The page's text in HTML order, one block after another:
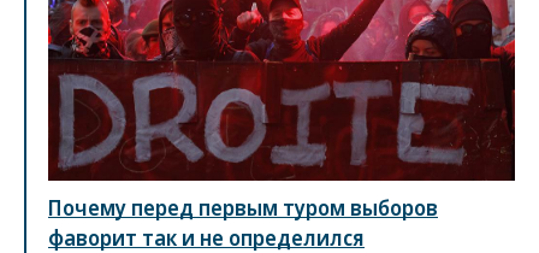
Почему перед первым туром выборов
фаворит так и не определился